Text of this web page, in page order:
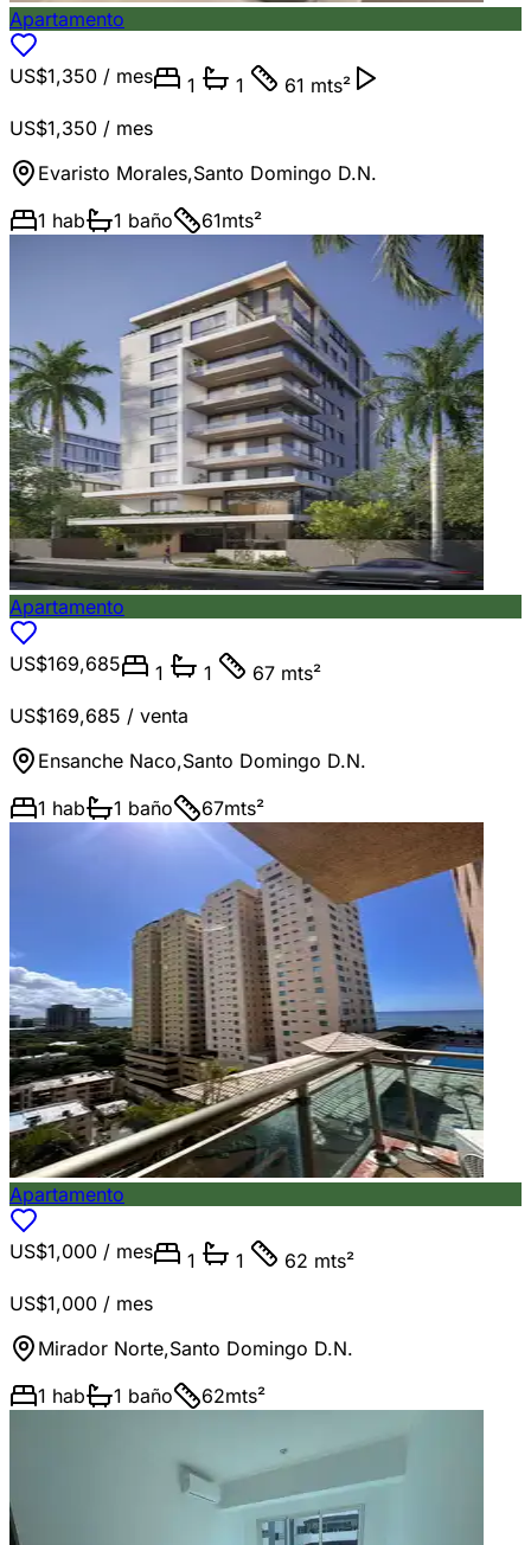
Apartamento
US$1,350 / mes 1 1
61 mts²
US$1,350 / mes
Evaristo Morales,Santo Domingo D.N.
1 hab 1 baño 61mts²
Apartamento
US$169,685 1 1
67 mts²
US$169,685 / venta
Ensanche Naco,Santo Domingo D.N.
1 hab 1 baño 67mts²
Apartamento
US$1,000 / mes 1 1
62 mts²
US$1,000 / mes
Mirador Norte,Santo Domingo D.N.
1 hab 1 baño 62mts²